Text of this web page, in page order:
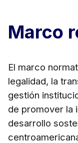
Marco
El marco
legalidad, la
gestión
de promover la
desarrollo